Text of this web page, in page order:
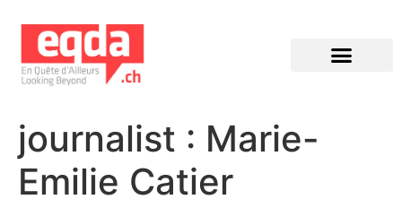
journalist : Marie-
Emilie Catier